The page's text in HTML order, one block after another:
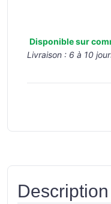
Disponible sur
Livraison : 6 à 10
Description